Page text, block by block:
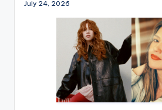
July 24, 2026